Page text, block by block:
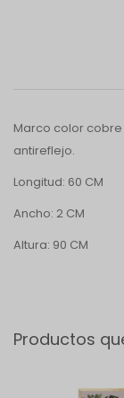
Marco color
antireflejo.
Longitud: 60 CM
Ancho: 2 CM
Altura: 90 CM
Productos